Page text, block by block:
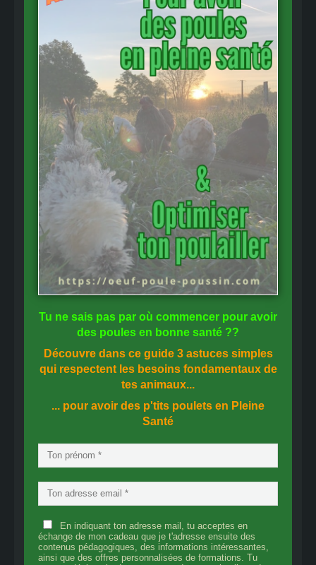
Tu ne sais pas par où commencer pour avoir
des poules en bonne santé ??
Découvre dans ce guide 3 astuces simples
qui respectent les besoins fondamentaux de
tes animaux...
... pour avoir des p'tits poulets en Pleine
Santé
En indiquant ton adresse mail, tu acceptes en
échange de mon cadeau que je t'adresse ensuite des
contenus pédagogiques, des informations intéressantes,
ainsi que des offres personnalisées de formations. Tu